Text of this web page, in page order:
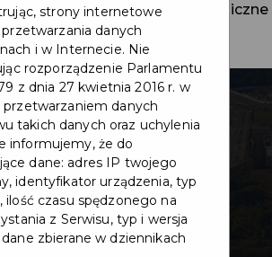
sprawę Zamówienia publiczne
strony internetowe
danych
i w Internecie. Nie
rozporządzenie Parlamentu
z dnia 27 kwietnia 2016 r. w
danych
takich danych oraz uchylenia
informujemy, że do
dane: adres IP twojego
identyfikator urządzenia, typ
ilość czasu spędzonego na
z Serwisu, typ i wersja
zbierane w dziennikach